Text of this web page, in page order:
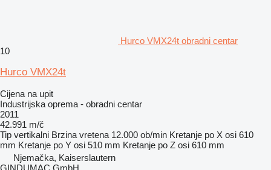
Hurco VMX24t obradni centar
10
Hurco VMX24t
Cijena na upit
Industrijska oprema - obradni centar
2011
42.991 m/č
Tip vertikalni Brzina vretena 12.000 ob/min Kretanje po X osi 610
mm Kretanje po Y osi 510 mm Kretanje po Z osi 610 mm
Njemačka, Kaiserslautern
GINDUMAC GmbH